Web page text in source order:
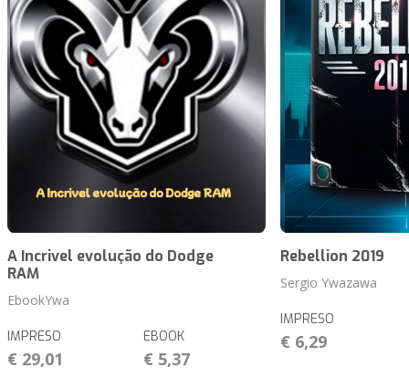
A Incrivel evolução do Dodge
RAM
EbookYwa
IMPRESO
€ 29,01
EBOOK
€ 5,37
Rebellion 2019
Sergio Ywazawa
IMPRESO
€ 6,29